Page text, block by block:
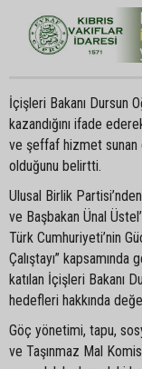
İçişleri Bakanı Dursun
kazandığını ifade
ve şeffaf hizmet sunan
olduğunu belirtti.
Ulusal Birlik
ve Başbakan Ünal
Türk Cumhuriyeti’nin
Çalıştayı”
katılan İçişleri Bakanı
hedefleri hakkında
Göç yönetimi, tapu,
ve Taşınmaz Mal